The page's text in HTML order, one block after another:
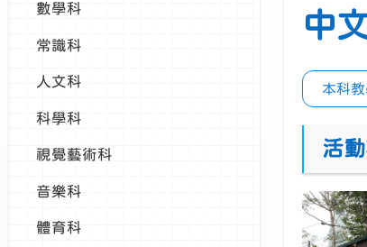
中
本科
活
數學科
常識科
人文科
科學科
視覺藝術科
音樂科
體育科